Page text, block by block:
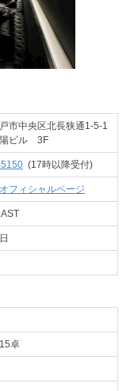
市中央区北長狭通1-5-1
陽ビル 3F
(17時以降受付)
フィシャルページ
卓